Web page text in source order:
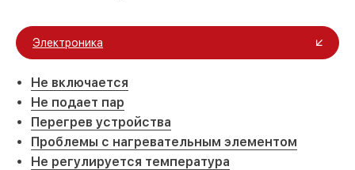
Электроника
Не включается
Не подает пар
Перегрев устройства
Проблемы с нагревательным элементом
Не регулируется температура